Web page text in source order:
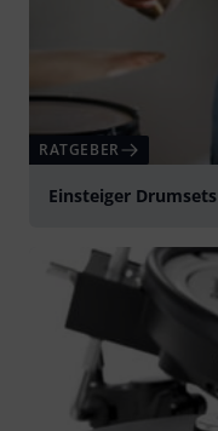
RATGEBER
Einsteiger Drumsets